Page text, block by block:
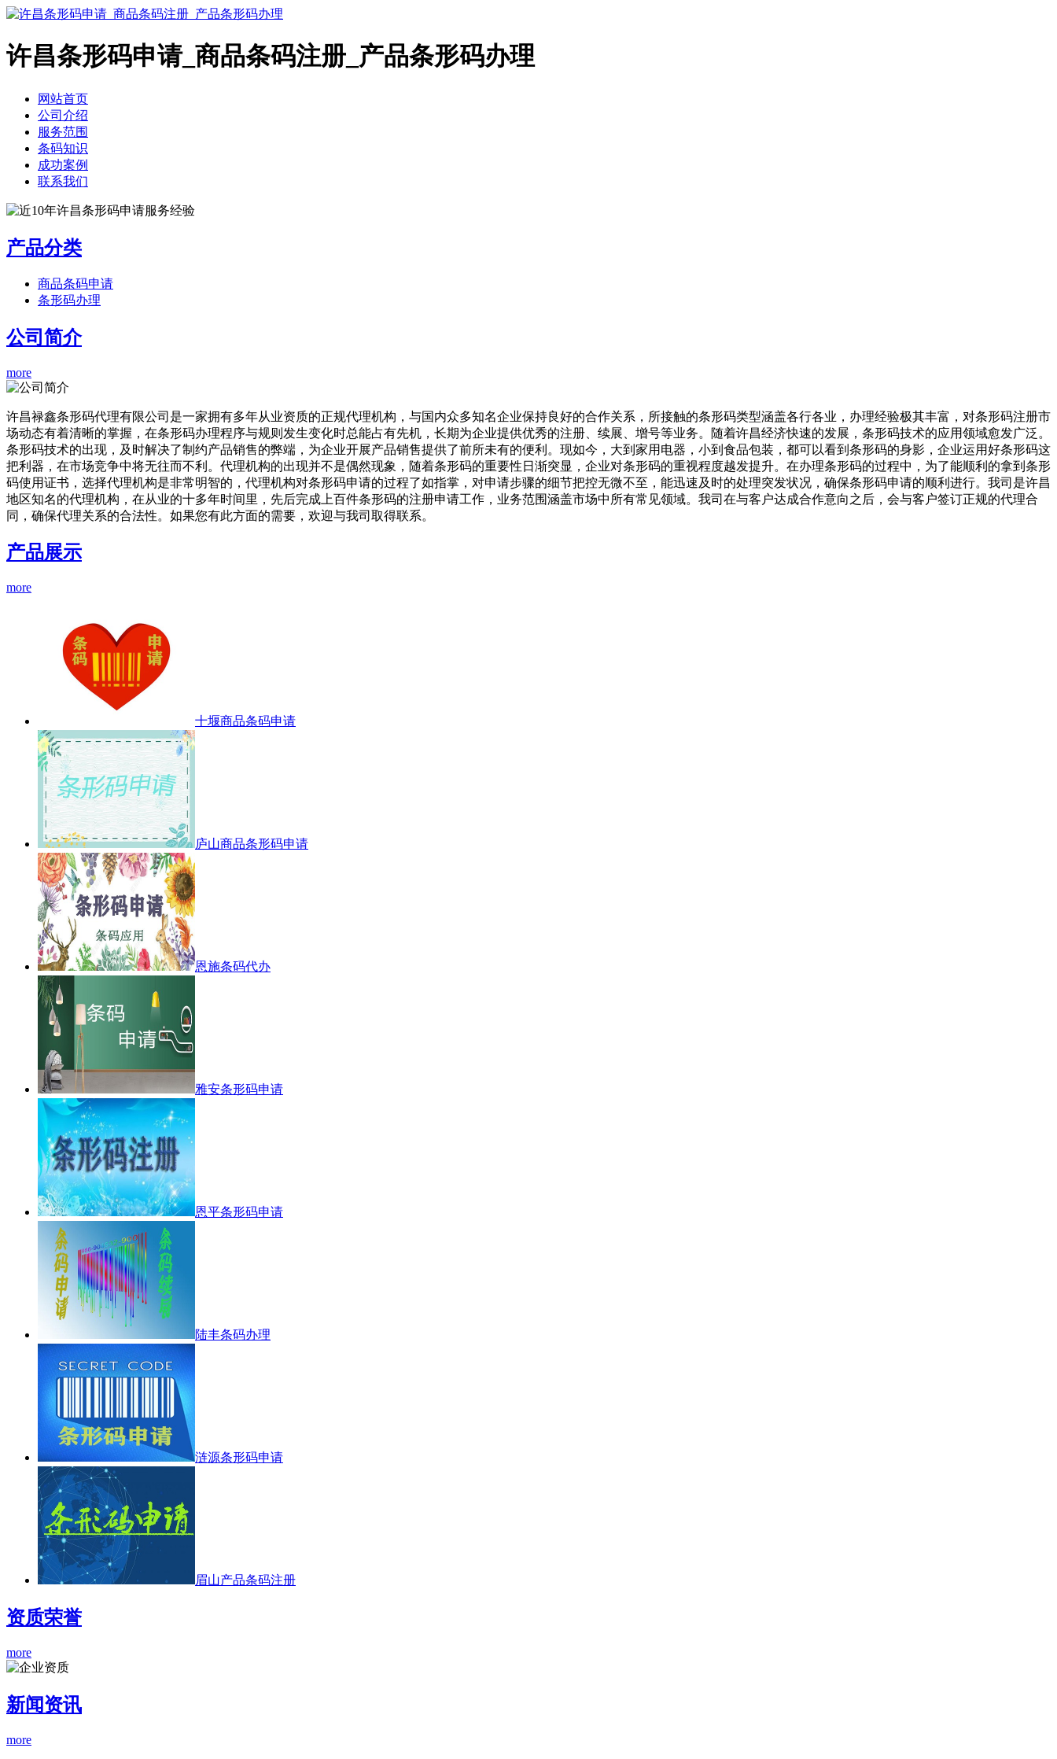
许昌条形码申请_商品条码注册_产品条形码办理
网站首页
公司介绍
服务范围
条码知识
成功案例
联系我们
产品分类
商品条码申请
条形码办理
公司简介
more
许昌禄鑫条形码代理有限公司是一家拥有多年从业资质的正规代理机构，与国内众多知名企业保持良好的合作关系，所接触的条形码类型涵盖各行各业，办理经验极其丰富，对条形码注册市
场动态有着清晰的掌握，在条形码办理程序与规则发生变化时总能占有先机，长期为企业提供优秀的注册、续展、增号等业务。随着许昌经济快速的发展，条形码技术的应用领域愈发广泛。
条形码技术的出现，及时解决了制约产品销售的弊端，为企业开展产品销售提供了前所未有的便利。现如今，大到家用电器，小到食品包装，都可以看到条形码的身影，企业运用好条形码这
把利器，在市场竞争中将无往而不利。代理机构的出现并不是偶然现象，随着条形码的重要性日渐突显，企业对条形码的重视程度越发提升。在办理条形码的过程中，为了能顺利的拿到条形
码使用证书，选择代理机构是非常明智的，代理机构对条形码申请的过程了如指掌，对申请步骤的细节把控无微不至，能迅速及时的处理突发状况，确保条形码申请的顺利进行。我司是许昌
地区知名的代理机构，在从业的十多年时间里，先后完成上百件条形码的注册申请工作，业务范围涵盖市场中所有常见领域。我司在与客户达成合作意向之后，会与客户签订正规的代理合
同，确保代理关系的合法性。如果您有此方面的需要，欢迎与我司取得联系。
产品展示
more
十堰商品条码申请
庐山商品条形码申请
恩施条码代办
雅安条形码申请
恩平条形码申请
陆丰条码办理
涟源条形码申请
眉山产品条码注册
资质荣誉
more
新闻资讯
more